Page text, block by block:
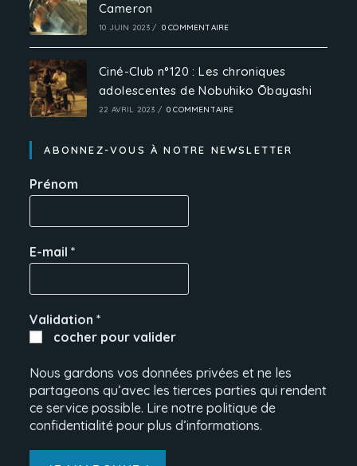
Cameron
10 JUIN 2023 / 0 COMMENTAIRE
Ciné-Club n°120 : Les chroniques
adolescentes de Nobuhiko Ōbayashi
22 AVRIL 2023 / 0 COMMENTAIRE
ABONNEZ-VOUS À NOTRE NEWSLETTER
Prénom
E-mail*
Validation*
cocher pour valider
Nous gardons vos données privées et ne les
partageons qu’avec les tierces parties qui rendent
ce service possible. Lire notre politique de
confidentialité pour plus d’informations.